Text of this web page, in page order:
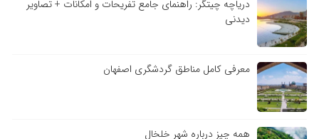
دریاچه چیتگر: راهنمای جامع تفریحات و امکانات + تصاویر
دیدنی
معرفی کامل مناطق گردشگری اصفهان
همه چیز درباره شهر خلخال